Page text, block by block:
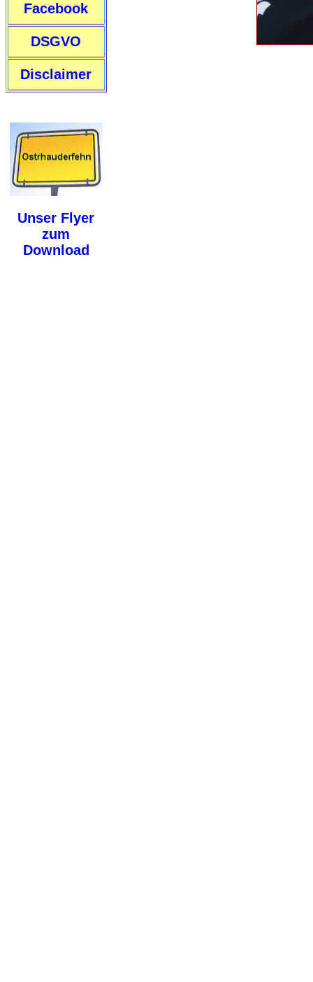
Facebook
DSGVO
Disclaimer
Unser Flyer
zum
Download